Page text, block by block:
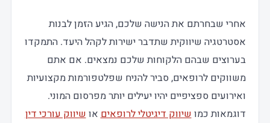
אחרי שבחרתם את הנישה שלכם, הגיע הזמן לבנות
אסטרטגיה שיווקית שתדבר ישירות לקהל היעד. התמקדו
בערוצים שבהם הלקוחות שלכם נמצאים. אם אתם
משווקים לרופאים, סביר להניח שפלטפורמות מקצועיות
ואירועים ספציפיים יהיו יעילים יותר מפרסום המוני.
דוגמאות כמושיווק דיגיטלי לרופאיםאושיווק עורכי דין